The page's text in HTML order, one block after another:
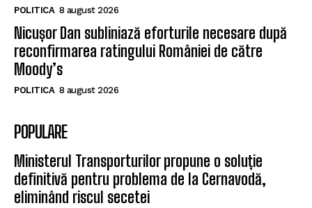
POLITICA 8 august 2026
Nicușor Dan subliniază eforturile necesare după
reconfirmarea ratingului României de către
Moody’s
POLITICA 8 august 2026
POPULARE
Ministerul Transporturilor propune o soluție
definitivă pentru problema de la Cernavodă,
eliminând riscul secetei